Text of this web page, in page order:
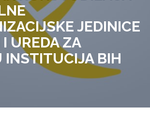
JEDINICE
UREDA ZA
INSTITUCIJA BIH